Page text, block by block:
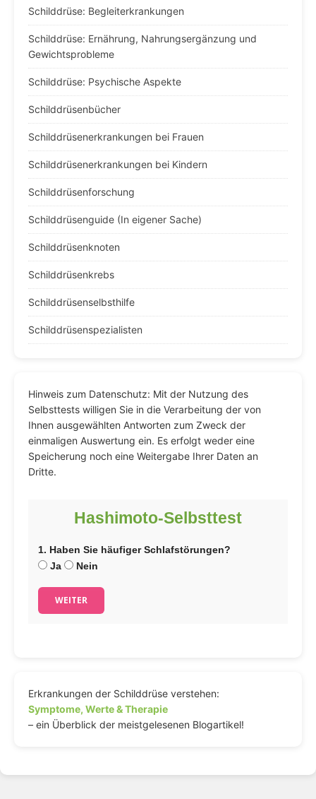
Schilddrüse: Begleiterkrankungen
Schilddrüse: Ernährung, Nahrungsergänzung und
Gewichtsprobleme
Schilddrüse: Psychische Aspekte
Schilddrüsenbücher
Schilddrüsenerkrankungen bei Frauen
Schilddrüsenerkrankungen bei Kindern
Schilddrüsenforschung
Schilddrüsenguide (In eigener Sache)
Schilddrüsenknoten
Schilddrüsenkrebs
Schilddrüsenselbsthilfe
Schilddrüsenspezialisten
Hinweis zum Datenschutz: Mit der Nutzung des
Selbsttests willigen Sie in die Verarbeitung der von
Ihnen ausgewählten Antworten zum Zweck der
einmaligen Auswertung ein. Es erfolgt weder eine
Speicherung noch eine Weitergabe Ihrer Daten an
Dritte.
Hashimoto-Selbsttest
1. Haben Sie häufiger Schlafstörungen?
Ja
Nein
WEITER
Erkrankungen der Schilddrüse verstehen:
Symptome, Werte & Therapie
– ein Überblick der meistgelesenen Blogartikel!